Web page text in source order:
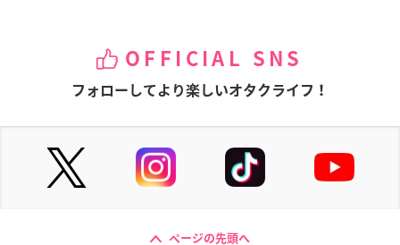
OFFICIAL SNS
フォローしてより楽しいオタクライフ！
ページの先頭へ